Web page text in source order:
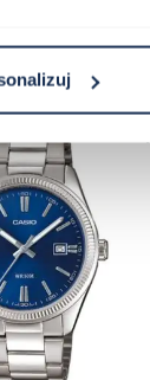
karuzelę lub